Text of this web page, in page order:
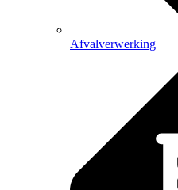
Afvalverwerking